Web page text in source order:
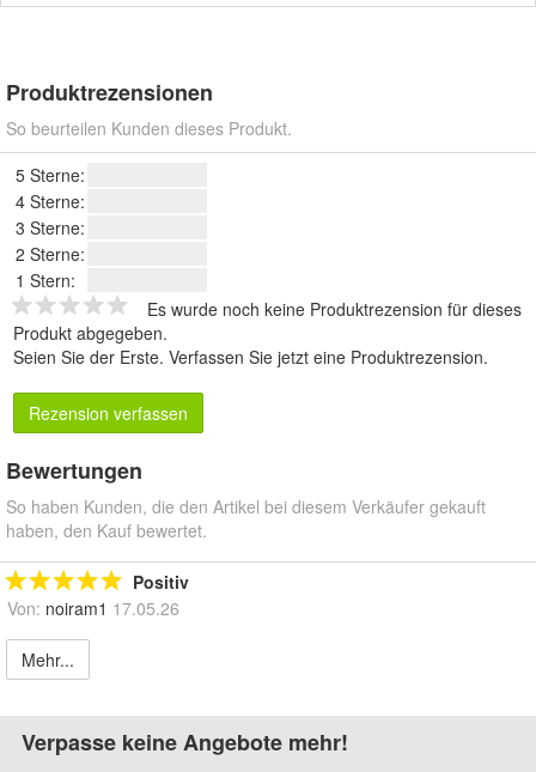
Produktrezensionen
So beurteilen Kunden dieses Produkt.
5 Sterne:
4 Sterne:
3 Sterne:
2 Sterne:
1 Stern:
Es wurde noch keine Produktrezension für dieses
Produkt abgegeben.
Seien Sie der Erste. Verfassen Sie jetzt eine Produktrezension.
Rezension verfassen
Bewertungen
So haben Kunden, die den Artikel bei diesem Verkäufer gekauft
haben, den Kauf bewertet.
Positiv
Von: noiram1 17.05.26
Mehr...
Verpasse keine Angebote mehr!